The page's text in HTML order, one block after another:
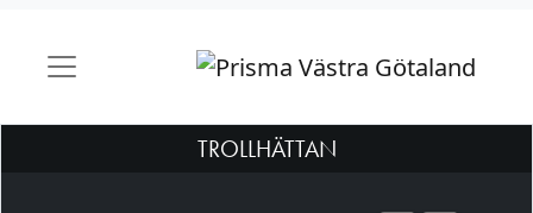
TROLLHÄTTAN